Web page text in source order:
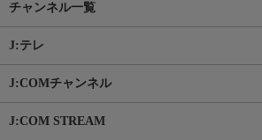
チャンネル一覧
J:テレ
J:COMチャンネル
J:COM STREAM